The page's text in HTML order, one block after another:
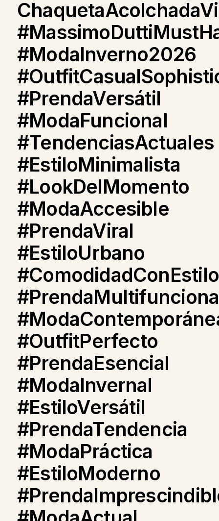
#ModaInverno2026
#PrendaVersátil
#ModaFuncional
#TendenciasActuales
#EstiloMinimalista
#LookDelMomento
#ModaAccesible
#PrendaViral
#EstiloUrbano
#ComodidadConEstilo
#OutfitPerfecto
#PrendaEsencial
#ModaInvernal
#EstiloVersátil
#PrendaTendencia
#ModaPráctica
#EstiloModerno